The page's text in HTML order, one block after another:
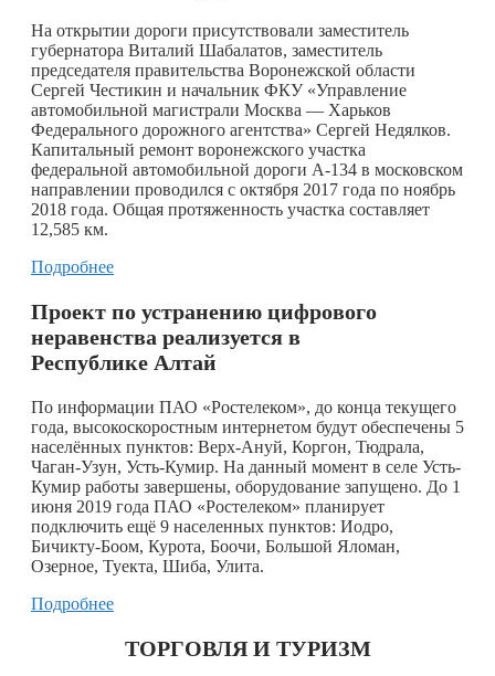
На открытии дороги присутствовали заместитель
губернатора Виталий Шабалатов, заместитель
председателя правительства Воронежской области
Сергей Честикин и начальник ФКУ «Управление
автомобильной магистрали Москва — Харьков
Федерального дорожного агентства» Сергей Недялков.
Капитальный ремонт воронежского участка
федеральной автомобильной дороги А-134 в московском
направлении проводился с октября 2017 года по ноябрь
2018 года. Общая протяженность участка составляет
12,585 км.
Подробнее
Проект по устранению цифрового
неравенства реализуется в
Республике Алтай
По информации ПАО «Ростелеком», до конца текущего
года, высокоскоростным интернетом будут обеспечены 5
населённых пунктов: Верх-Ануй, Коргон, Тюдрала,
Чаган-Узун, Усть-Кумир. На данный момент в селе Усть-
Кумир работы завершены, оборудование запущено. До 1
июня 2019 года ПАО «Ростелеком» планирует
подключить ещё 9 населенных пунктов: Иодро,
Бичикту-Боом, Курота, Боочи, Большой Яломан,
Озерное, Туекта, Шиба, Улита.
Подробнее
ТОРГОВЛЯ И ТУРИЗМ